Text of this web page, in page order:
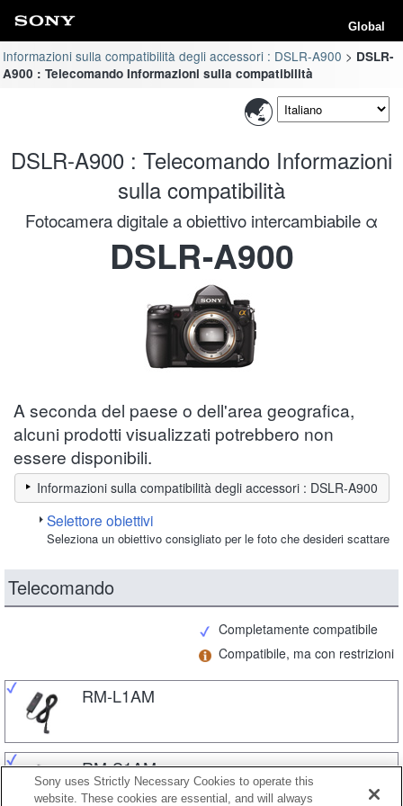
Global
Informazioni sulla compatibilità degli accessori : DSLR-A900
DSLR-
A900 : Telecomando Informazioni sulla compatibilità
DSLR-A900 : Telecomando Informazioni
sulla compatibilità
Fotocamera digitale a obiettivo intercambiabile α
DSLR-A900
A seconda del paese o dell'area geografica,
alcuni prodotti visualizzati potrebbero non
essere disponibili.
Informazioni sulla compatibilità degli accessori : DSLR-A900
Selettore obiettivi
Seleziona un obiettivo consigliato per le foto che desideri scattare
Telecomando
Completamente compatibile
Compatibile, ma con restrizioni
RM-L1AM
RM-S1AM
Sony uses Strictly Necessary Cookies to operate this
website. These cookies are essential, and will always